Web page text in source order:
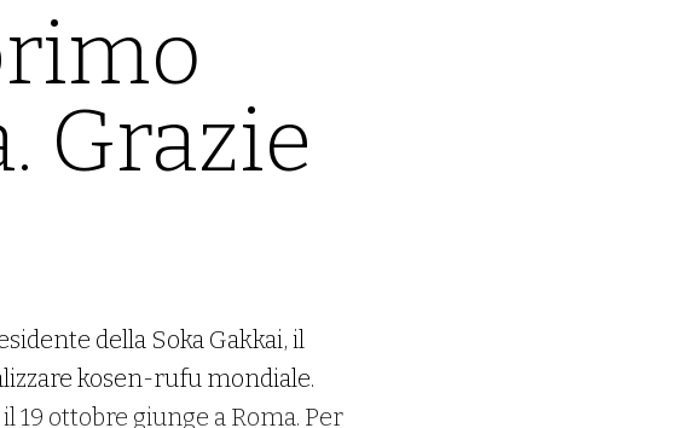
Grazie
della Soka Gakkai, il
kosen-rufu mondiale.
19 ottobre giunge a Roma. Per